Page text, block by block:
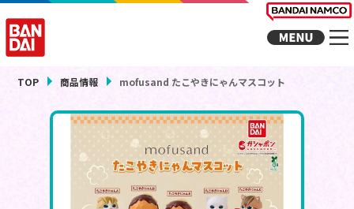
TOP 商品情報 mofusand たこやきにゃんマスコット